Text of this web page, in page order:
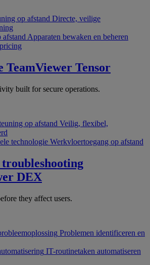
op afstand Directe, veilige
afstand Apparaten bewaken en beheren
TeamViewer Tensor
built for secure operations.
op afstand Veilig, flexibel,
technologie Werkvloertoegang op afstand
DEX
they affect users.
Problemen identificeren en
IT-routinetaken automatiseren